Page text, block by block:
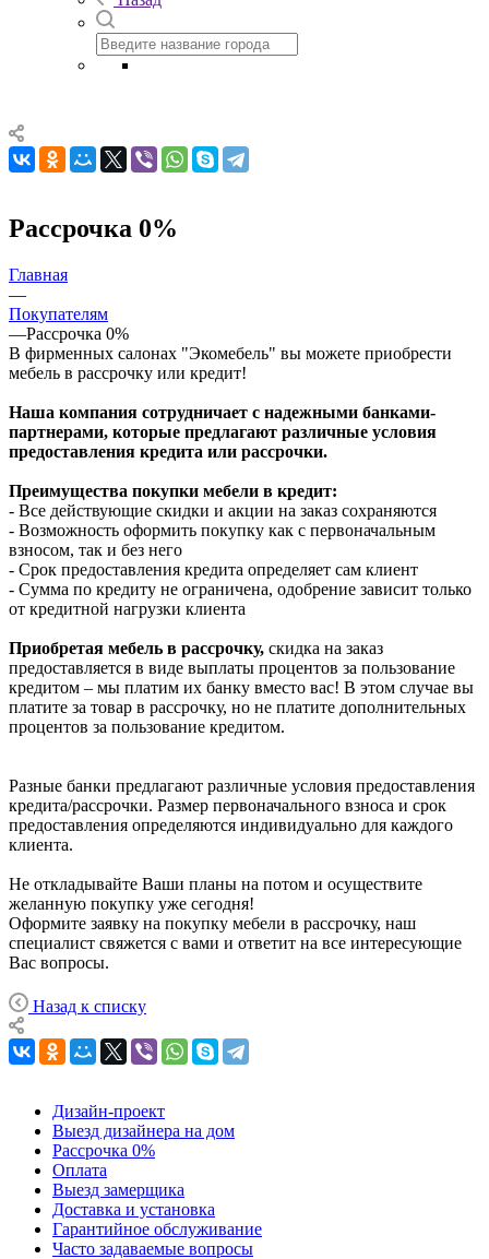
Рассрочка 0%
Главная
—
Покупателям
—Рассрочка 0%
В фирменных салонах "Экомебель" вы можете приобрести
мебель в рассрочку или кредит!
Наша компания сотрудничает с надежными банками-
партнерами, которые предлагают различные условия
предоставления кредита или рассрочки.
Преимущества покупки мебели в кредит:
- Все действующие скидки и акции на заказ сохраняются
- Возможность оформить покупку как с первоначальным
взносом, так и без него
- Срок предоставления кредита определяет сам клиент
- Сумма по кредиту не ограничена, одобрение зависит только
от кредитной нагрузки клиента
Приобретая мебель в рассрочку, скидка на заказ
предоставляется в виде выплаты процентов за пользование
кредитом – мы платим их банку вместо вас! В этом случае вы
платите за товар в рассрочку, но не платите дополнительных
процентов за пользование кредитом.
Разные банки предлагают различные условия предоставления
кредита/рассрочки. Размер первоначального взноса и срок
предоставления определяются индивидуально для каждого
клиента.
Не откладывайте Ваши планы на потом и осуществите
желанную покупку уже сегодня!
Оформите заявку на покупку мебели в рассрочку, наш
специалист свяжется с вами и ответит на все интересующие
Вас вопросы.
Назад к списку
Дизайн-проект
Выезд дизайнера на дом
Рассрочка 0%
Оплата
Выезд замерщика
Доставка и установка
Гарантийное обслуживание
Часто задаваемые вопросы